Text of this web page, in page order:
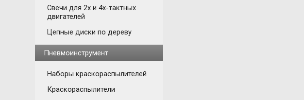
Свечи для 2х и 4х-тактных
двигателей
Цепные диски по дереву
Пневмоинструмент
Наборы краскораспылителей
Краскораспылители